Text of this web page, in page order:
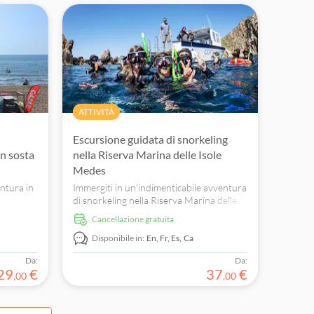
sosta
in
Da:
,00 €
ATTIVITÀ
Escursione guidata di snorkeling
nella Riserva Marina delle Isole
Medes
Immergiti in un'indimenticabile avventura
di snorkeling nella Riserva Marina delle
Isole Medes. Scopri la migliore
biodiversità marina d'Europa con guide
esperte.
Cancellazione gratuita
Disponibile in: En, Fr, Es, Ca
Da:
37,00 €